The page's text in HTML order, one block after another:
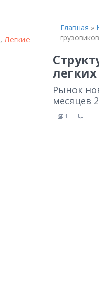
, Легкие
Главная »
Рынок
месяцев
1